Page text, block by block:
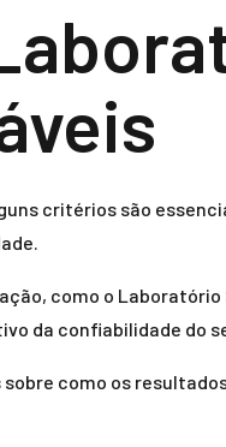
critérios são
como o Laboratório
da confiabilidade do
como os